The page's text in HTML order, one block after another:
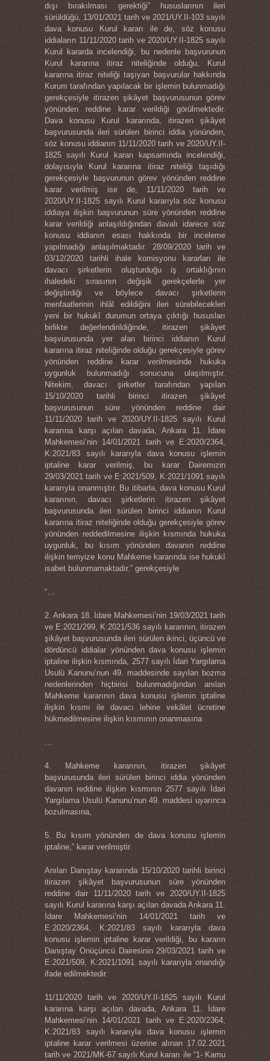
dışı bırakılması gerektiği” hususlarının ileri
sürüldüğü, 13/01/2021 tarih ve 2021/UY.II-103 sayılı
dava konusu Kurul kararı ile de, söz konusu
iddiaların 11/11/2020 tarih ve 2020/UY.II-1825 sayılı
Kurul kararda incelendiği, bu nedenle başvurunun
Kurul kararına itiraz niteliğinde olduğu, Kurul
kararına itiraz niteliği taşıyan başvurular hakkında
Kurum tarafından yapılacak bir işlemin bulunmadığı
gerekçesiyle itirazen şikâyet başvurusunun görev
yönünden reddine karar verildiği görülmektedir.
Dava konusu Kurul kararında, itirazen şikâyet
başvurusunda ileri sürülen birinci iddia yönünden,
söz konusu iddianın 11/11/2020 tarih ve 2020/UY.II-
1825 sayılı Kurul kararı kapsamında incelendiği,
dolayısıyla Kurul kararına itiraz niteliği taşıdığı
gerekçesiyle başvurunun görev yönünden reddine
karar verilmiş ise de, 11/11/2020 tarih ve
2020/UY.II-1825 sayılı Kurul kararıyla söz konusu
iddiaya ilişkin başvurunun süre yönünden reddine
karar verildiği anlaşıldığından davalı idarece söz
konusu iddianın esası hakkında bir inceleme
yapılmadığı anlaşılmaktadır. 28/09/2020 tarih ve
03/12/2020 tarihli ihale komisyonu kararları ile
davacı şirketlerin oluşturduğu iş ortaklığının
ihaledeki sırasının değişik gerekçelerle yer
değiştirdiği ve böylece davacı şirketlerin
menfaatlerinin ihlâl edildiğini ileri sürebilecekleri
yeni bir hukukî durumun ortaya çıktığı hususları
birlikte değerlendirildiğinde, itirazen şikâyet
başvurusunda yer alan birinci iddianın Kurul
kararına itiraz niteliğinde olduğu gerekçesiyle görev
yönünden reddine karar verilmesinde hukuka
uygunluk bulunmadığı sonucuna ulaşılmıştır.
Nitekim, davacı şirketler tarafından yapılan
15/10/2020 tarihli birinci itirazen şikâyet
başvurusunun süre yönünden reddine dair
11/11/2020 tarih ve 2020/UY.II-1825 sayılı Kurul
kararına karşı açılan davada, Ankara 11. İdare
Mahkemesi’nin 14/01/2021 tarih ve E:2020/2364,
K:2021/83 sayılı kararıyla dava konusu işlemin
iptaline karar verilmiş, bu karar Dairemizin
29/03/2021 tarih ve E:2021/509, K:2021/1091 sayılı
kararıyla onanmıştır. Bu itibarla, dava konusu Kurul
kararının, davacı şirketlerin itirazen şikâyet
başvurusunda ileri sürülen birinci iddianın Kurul
kararına itiraz niteliğinde olduğu gerekçesiyle görev
yönünden reddedilmesine ilişkin kısmında hukuka
uygunluk, bu kısım yönünden davanın reddine
ilişkin temyize konu Mahkeme kararında ise hukukî
isabet bulunmamaktadır.” gerekçesiyle
“…
2. Ankara 18. İdare Mahkemesi’nin 19/03/2021 tarih
ve E:2021/299, K:2021/536 sayılı kararının, itirazen
şikâyet başvurusunda ileri sürülen ikinci, üçüncü ve
dördüncü iddialar yönünden dava konusu işlemin
iptaline ilişkin kısmında, 2577 sayılı İdari Yargılama
Usulü Kanunu’nun 49. maddesinde sayılan bozma
nedenlerinden hiçbirisi bulunmadığından anılan
Mahkeme kararının dava konusu işlemin iptaline
ilişkin kısmı ile davacı lehine vekâlet ücretine
hükmedilmesine ilişkin kısmının onanmasına
…
4. Mahkeme kararının, itirazen şikâyet
başvurusunda ileri sürülen birinci iddia yönünden
davanın reddine ilişkin kısmının 2577 sayılı İdari
Yargılama Usulü Kanunu’nun 49. maddesi uyarınca
bozulmasına,
5. Bu kısım yönünden de dava konusu işlemin
iptaline,” karar verilmiştir.
Anılan Danıştay kararında 15/10/2020 tarihli birinci
itirazen şikâyet başvurusunun süre yönünden
reddine dair 11/11/2020 tarih ve 2020/UY.II-1825
sayılı Kurul kararına karşı açılan davada Ankara 11.
İdare Mahkemesi’nin 14/01/2021 tarih ve
E:2020/2364, K:2021/83 sayılı kararıyla dava
konusu işlemin iptaline karar verildiği, bu kararın
Danıştay Onüçüncü Dairesinin 29/03/2021 tarih ve
E:2021/509, K:2021/1091 sayılı kararıyla onandığı
ifade edilmektedir.
11/11/2020 tarih ve 2020/UY.II-1825 sayılı Kurul
kararına karşı açılan davada, Ankara 11. İdare
Mahkemesi’nin 14/01/2021 tarih ve E:2020/2364,
K:2021/83 sayılı kararıyla dava konusu işlemin
iptaline karar verilmesi üzerine alınan 17.02.2021
tarih ve 2021/MK-67 sayılı Kurul kararı ile “1- Kamu